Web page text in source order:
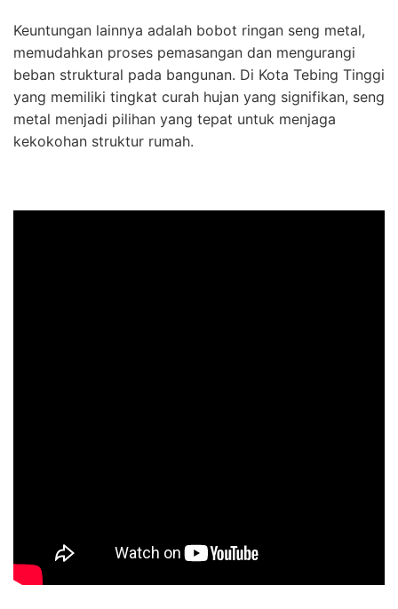
Keuntungan lainnya adalah bobot ringan seng metal,
memudahkan proses pemasangan dan mengurangi
beban struktural pada bangunan. Di Kota Tebing Tinggi
yang memiliki tingkat curah hujan yang signifikan, seng
metal menjadi pilihan yang tepat untuk menjaga
kekokohan struktur rumah.